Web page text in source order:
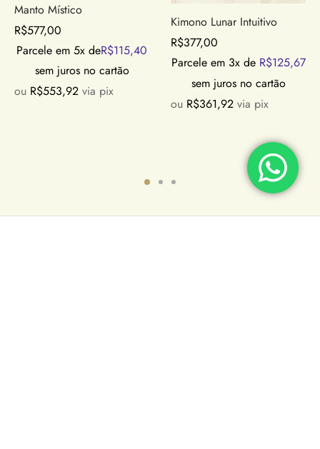
Manto Místico
R$577,00
Parcele em 5x deR$115,40
sem juros no cartão
ou R$553,92 via pix
Kimono Lunar Intuitivo
R$377,00
Parcele em 3x de R$125,67
sem juros no cartão
ou R$361,92 via pix